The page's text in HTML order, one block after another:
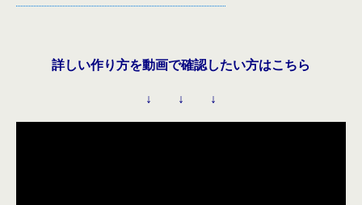
詳しい作り方を動画で確認したい方はこちら
↓ ↓ ↓